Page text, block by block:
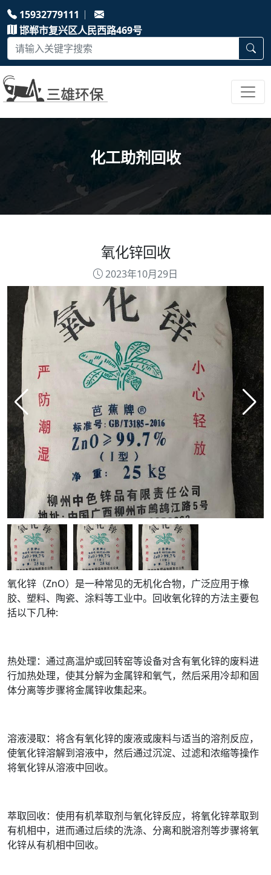
15932779111
邯郸市复兴区人民西路469号
化工助剂回收
氧化锌回收
2023年10月29日
氧化锌（ZnO）是一种常见的无机化合物，广泛应用于橡
胶、塑料、陶瓷、涂料等工业中。回收氧化锌的方法主要包
括以下几种:
热处理：通过高温炉或回转窑等设备对含有氧化锌的废料进
行加热处理，使其分解为金属锌和氧气，然后采用冷却和固
体分离等步骤将金属锌收集起来。
溶液浸取：将含有氧化锌的废液或废料与适当的溶剂反应，
使氧化锌溶解到溶液中，然后通过沉淀、过滤和浓缩等操作
将氧化锌从溶液中回收。
萃取回收：使用有机萃取剂与氧化锌反应，将氧化锌萃取到
有机相中，进而通过后续的洗涤、分离和脱溶剂等步骤将氧
化锌从有机相中回收。